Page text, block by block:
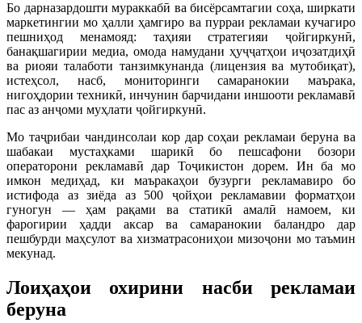
Бо дарназардошти мураккабӣ ва бисёрсамтагии соҳа, ширкати
маркетингии мо ҳалли ҳамгиро ва пурраи рекламаи кучагиро
пешниҳод менамояд: таҳияи стратегияи ҷойгиркунӣ,
банақшагирии медиа, омода намудани ҳуҷҷатҳои иҷозатдиҳӣ
ва риояи талаботи танзимкунанда (лицензия ва мутобиқат),
истеҳсол, насб, мониторинги самаранокии маърака,
нигоҳдории техникӣ, инчунин барчидани иншооти рекламавӣ
пас аз анҷоми муҳлати ҷойгиркунӣ.
Мо таҷрибаи чандинсолаи кор дар соҳаи рекламаи беруна ва
шабакаи мустаҳками шарикӣ бо пешсафони бозори
операторони рекламавӣ дар Тоҷикистон дорем. Ин ба мо
имкон медиҳад, ки маъракаҳои бузурги рекламавиро бо
истифода аз зиёда аз 500 ҷойҳои рекламавии форматҳои
гуногун — ҳам рақами ва статикӣ амалӣ намоем, ки
фарогирии ҳадди аксар ва самаранокии баландро дар
пешбурди маҳсулот ва хизматрасониҳои мизоҷони мо таъмин
мекунад.
Лоиҳаҳои охирини насби рекламаи
беруна